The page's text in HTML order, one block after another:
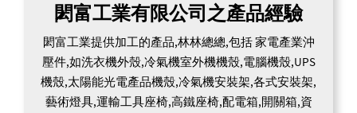
閎富工業有限公司之產品經驗
閎富工業提供加工的產品,林林總總,包括 家電產業沖
壓件,如洗衣機外殼,冷氣機室外機機殼,電腦機殼,UPS
機殼,太陽能光電產品機殼,冷氣機安裝架,各式安裝架,
藝術燈具,運輸工具座椅,高鐵座椅,配電箱,開關箱,資